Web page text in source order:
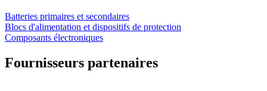
Batteries primaires et secondaires
Blocs d'alimentation et dispositifs de protection
Composants électroniques
Fournisseurs partenaires